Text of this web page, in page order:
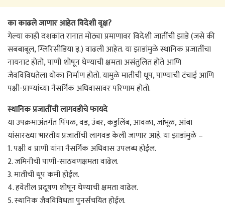
का काढले जाणार आहेत विदेशी वृक्ष?
गेल्या काही दशकांत रानात मोठ्या प्रमाणावर विदेशी जातींची झाडे (जसे की
सबबाबूल, ग्लिरिसीडिया इ.) वाढली आहेत. या झाडांमुळे स्थानिक प्रजातींचा
नायनाट होतो, पाणी शोषून घेण्याची क्षमता असंतुलित होते आणि
जैवविविधतेला धोका निर्माण होतो. यामुळे मातीची धूप, पाण्याची टंचाई आणि
पक्षी-प्राण्यांच्या नैसर्गिक अधिवासावर परिणाम होतो.
स्थानिक प्रजातींची लागवडीचे फायदे
या उपक्रमाअंतर्गत पिंपळ, वड, उंबर, कडुलिंब, आवळा, जांभूळ, आंबा
यांसारख्या भारतीय प्रजातींची लागवड केली जाणार आहे. या झाडांमुळे –
1. पक्षी व प्राणी यांना नैसर्गिक अधिवास उपलब्ध होईल.
2. जमिनीची पाणी-साठवणक्षमता वाढेल.
3. मातीची धूप कमी होईल.
4. हवेतील प्रदूषण शोषून घेण्याची क्षमता वाढेल.
5. स्थानिक जैवविविधता पुनर्संचयित होईल.